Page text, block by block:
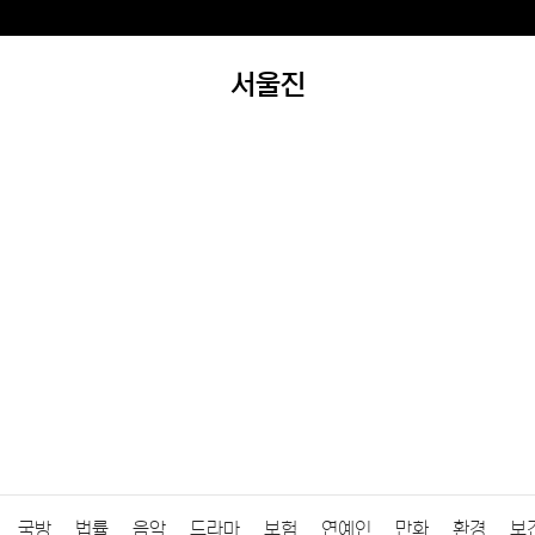
서울진
국방 법률 음악 드라마 보험 연예인 만화 환경 보